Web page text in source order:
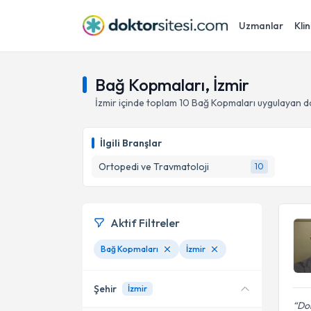
Uzmanlar
Bağ Kopmaları, İzmir
İzmiriçinde toplam 10 Bağ Kopmaları uygulayan
İlgili Branşlar
Ortopedi ve Travmatoloji
10
Aktif Filtreler
Bağ Kopmaları İzmir
Şehir İzmir